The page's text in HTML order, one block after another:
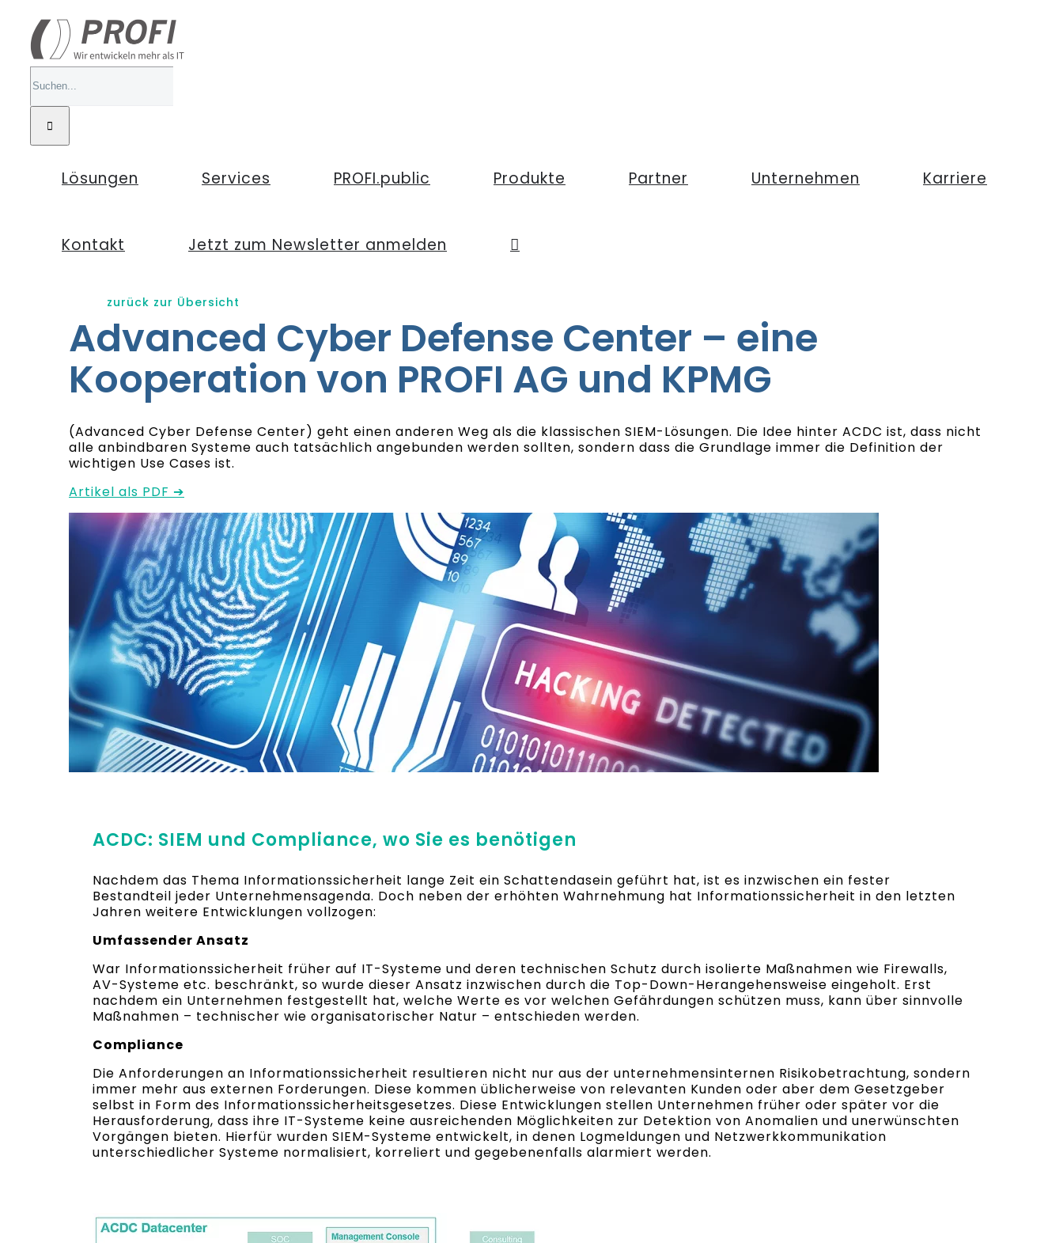
Inhalt
springen
Suche
nach:
Lösungen Services PROFI.public Produkte Partner Unternehmen Karriere
Kontakt Jetzt zum Newsletter anmelden
zurück zur Übersicht
Advanced Cyber Defense Center – eine
Kooperation von PROFI AG und KPMG
(Advanced Cyber Defense Center) geht einen anderen Weg als die klassischen SIEM-Lösungen. Die Idee hinter ACDC ist, dass nicht
alle anbindbaren Systeme auch tatsächlich angebunden werden sollten, sondern dass die Grundlage immer die Definition der
wichtigen Use Cases ist.
Artikel als PDF ➔
ACDC: SIEM und Compliance, wo Sie es benötigen
Nachdem das Thema Informationssicherheit lange Zeit ein Schattendasein geführt hat, ist es inzwischen ein fester
Bestandteil jeder Unternehmensagenda. Doch neben der erhöhten Wahrnehmung hat Informationssicherheit in den letzten
Jahren weitere Entwicklungen vollzogen:
Umfassender Ansatz
War Informationssicherheit früher auf IT-Systeme und deren technischen Schutz durch isolierte Maßnahmen wie Firewalls,
AV-Systeme etc. beschränkt, so wurde dieser Ansatz inzwischen durch die Top-Down-Herangehensweise eingeholt. Erst
nachdem ein Unternehmen festgestellt hat, welche Werte es vor welchen Gefährdungen schützen muss, kann über sinnvolle
Maßnahmen – technischer wie organisatorischer Natur – entschieden werden.
Compliance
Die Anforderungen an Informationssicherheit resultieren nicht nur aus der unternehmensinternen Risikobetrachtung, sondern
immer mehr aus externen Forderungen. Diese kommen üblicherweise von relevanten Kunden oder aber dem Gesetzgeber
selbst in Form des Informationssicherheitsgesetzes. Diese Entwicklungen stellen Unternehmen früher oder später vor die
Herausforderung, dass ihre IT-Systeme keine ausreichenden Möglichkeiten zur Detektion von Anomalien und unerwünschten
Vorgängen bieten. Hierfür wurden SIEM-Systeme entwickelt, in denen Logmeldungen und Netzwerkkommunikation
unterschiedlicher Systeme normalisiert, korreliert und gegebenenfalls alarmiert werden.